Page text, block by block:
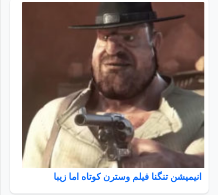
انیمیشن تنگنا فیلم وسترن کوتاه اما زیبا